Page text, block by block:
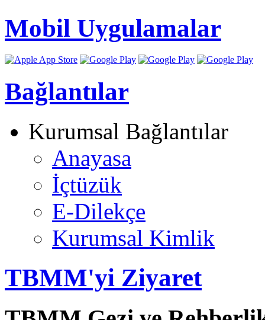
Mobil Uygulamalar
Bağlantılar
Kurumsal Bağlantılar
Anayasa
İçtüzük
E-Dilekçe
Kurumsal Kimlik
TBMM'yi Ziyaret